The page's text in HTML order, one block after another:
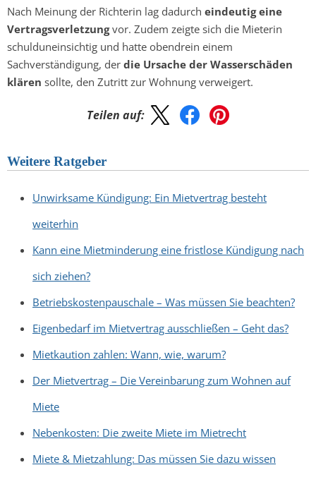
Nach Meinung der Richterin lag dadurch eindeutig eine
Vertragsverletzungvor. Zudem zeigte sich die Mieterin
schulduneinsichtig und hatte obendrein einem
Sachverständigung, der die Ursache der Wasserschäden
klären sollte, den Zutritt zur Wohnung verweigert.
Teilen auf:
Weitere Ratgeber
Unwirksame Kündigung: Ein Mietvertrag besteht
weiterhin
Kann eine Mietminderung eine fristlose Kündigung nach
sich ziehen?
Betriebskostenpauschale – Was müssen Sie beachten?
Eigenbedarf im Mietvertrag ausschließen – Geht das?
Mietkaution zahlen: Wann, wie, warum?
Der Mietvertrag – Die Vereinbarung zum Wohnen auf
Miete
Nebenkosten: Die zweite Miete im Mietrecht
Miete & Mietzahlung: Das müssen Sie dazu wissen